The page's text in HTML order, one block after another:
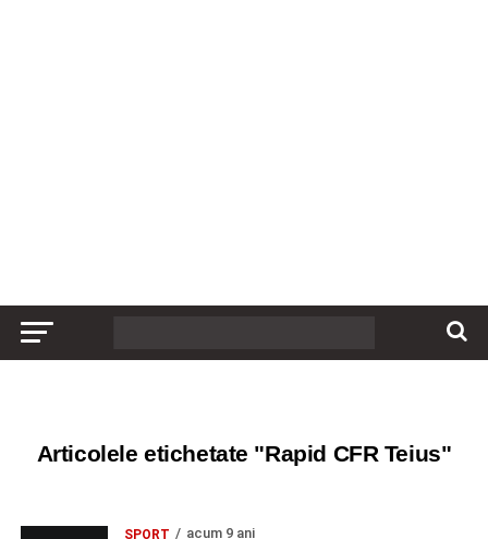
Articolele etichetate "Rapid CFR Teius"
SPORT acum 9 ani